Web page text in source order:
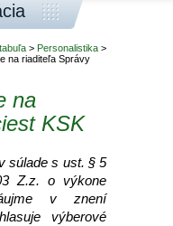
> Personalistika >
na riaditeľa Správy
na
KSK
súlade s ust. § 5
Z.z. o výkone
v znení
výberové